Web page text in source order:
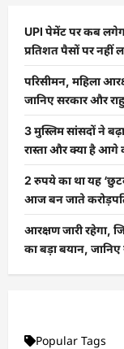
UPI पेमेंट पर कब
प्रतिशत पैसों पर नहीं
परिसीमन, महिला
जानिए सरकार और
3 मुस्लिम सांसदों ने
रास्ता और क्या है आगे
2 रुपये का था यह
आज बन जाते
आरक्षण जारी रहेगा,
का बड़ा बयान,
Popular Tags